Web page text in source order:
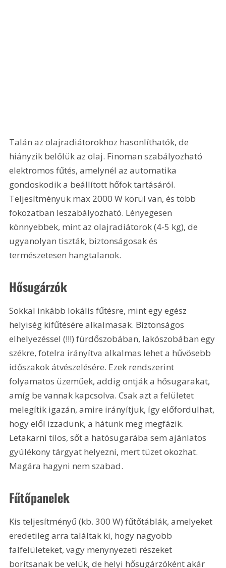
Talán az olajradiátorokhoz hasonlíthatók, de
hiányzik belőlük az olaj. Finoman szabályozható
elektromos fűtés, amelynél az automatika
gondoskodik a beállított hőfok tartásáról.
Teljesítményük max 2000 W körül van, és több
fokozatban leszabályozható. Lényegesen
könnyebbek, mint az olajradiátorok (4-5 kg), de
ugyanolyan tiszták, biztonságosak és
természetesen hangtalanok.
Hősugárzók
Sokkal inkább lokális fűtésre, mint egy egész
helyiség kifűtésére alkalmasak. Biztonságos
elhelyezéssel (!!!) fürdőszobában, lakószobában egy
székre, fotelra irányítva alkalmas lehet a hűvösebb
időszakok átvészelésére. Ezek rendszerint
folyamatos üzeműek, addig ontják a hősugarakat,
amíg be vannak kapcsolva. Csak azt a felületet
melegítik igazán, amire irányítjuk, így előfordulhat,
hogy elől izzadunk, a hátunk meg megfázik.
Letakarni tilos, sőt a hatósugarába sem ajánlatos
gyúlékony tárgyat helyezni, mert tüzet okozhat.
Magára hagyni nem szabad.
Fűtőpanelek
Kis teljesítményű (kb. 300 W) fűtőtáblák, amelyeket
eredetileg arra találtak ki, hogy nagyobb
falfelületeket, vagy menynyezeti részeket
borítsanak be velük, de helyi hősugárzóként akár